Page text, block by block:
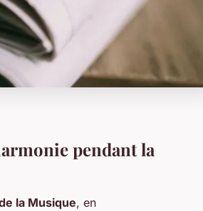
pendant la
la Musique, en